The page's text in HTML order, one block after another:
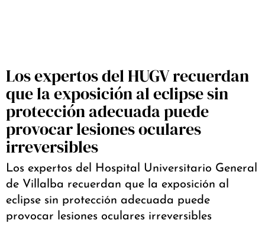
Los expertos del HUGV recuerdan
que la exposición al eclipse sin
protección adecuada puede
provocar lesiones oculares
irreversibles
Los expertos del Hospital Universitario General
de Villalba recuerdan que la exposición al
eclipse sin protección adecuada puede
provocar lesiones oculares irreversibles